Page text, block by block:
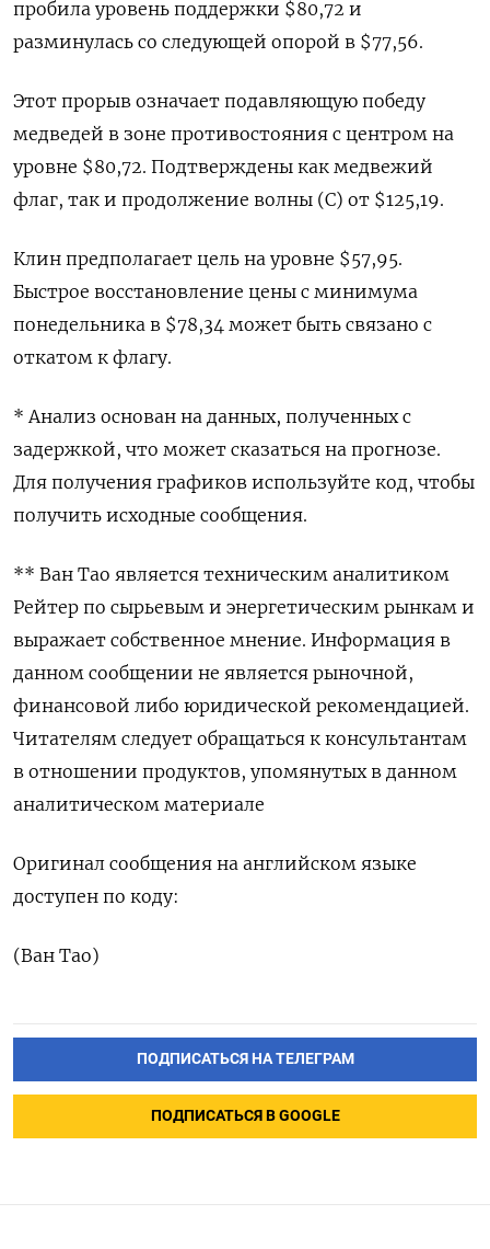
пробила уровень поддержки $80,72 и
разминулась со следующей опорой в $77,56.
Этот прорыв означает подавляющую победу
медведей в зоне противостояния с центром на
уровне $80,72. Подтверждены как медвежий
флаг, так и продолжение волны (С) от $125,19.
Клин предполагает цель на уровне $57,95.
Быстрое восстановление цены с минимума
понедельника в $78,34 может быть связано с
откатом к флагу.
* Анализ основан на данных, полученных с
задержкой, что может сказаться на прогнозе.
Для получения графиков используйте код, чтобы
получить исходные сообщения.
** Ван Тао является техническим аналитиком
Рейтер по сырьевым и энергетическим рынкам и
выражает собственное мнение. Информация в
данном сообщении не является рыночной,
финансовой либо юридической рекомендацией.
Читателям следует обращаться к консультантам
в отношении продуктов, упомянутых в данном
аналитическом материале
Оригинал сообщения на английском языке
доступен по коду:
(Ван Тао)
ПОДПИСАТЬСЯ НА ТЕЛЕГРАМ
ПОДПИСАТЬСЯ В GOOGLE